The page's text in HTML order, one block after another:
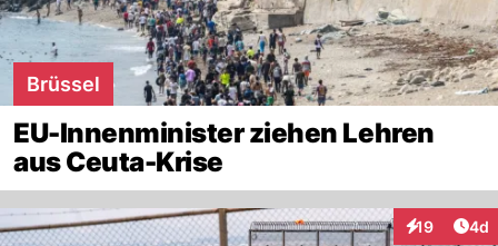
Brüssel
EU-Innenminister ziehen Lehren
aus Ceuta-Krise
19
Interaktionen
4d